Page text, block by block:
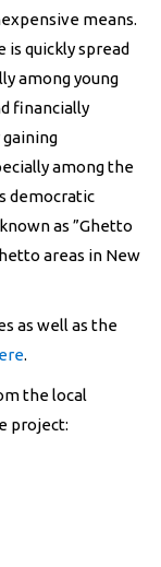
means.
quickly spread
among young
financially
among the
democratic
as ”Ghetto
areas in New
as well as the
.
the local
project: